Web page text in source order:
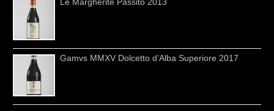
Gamvs MMXV Dolcetto d’Alba Superiore 2017